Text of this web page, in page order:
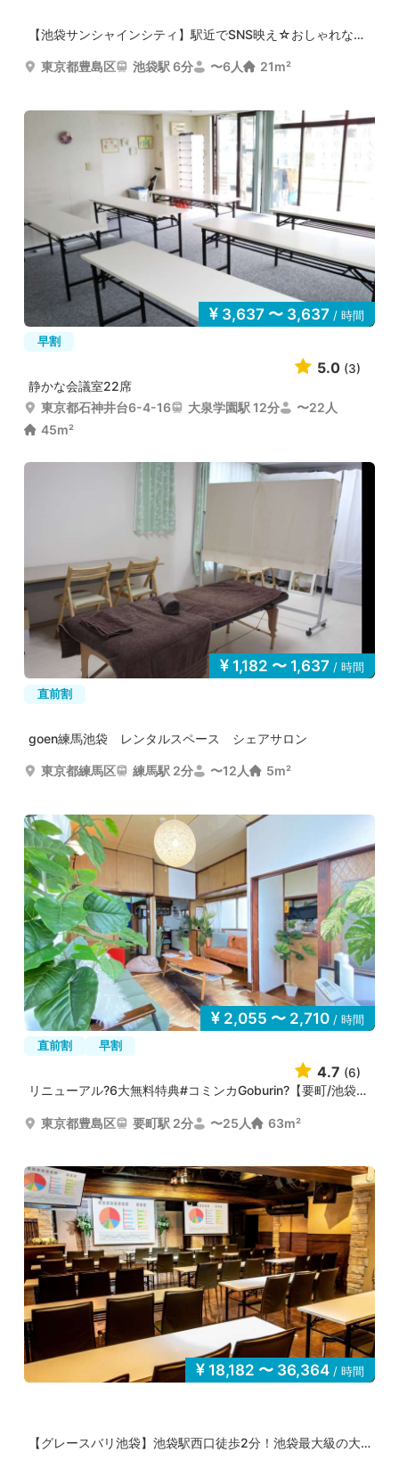
【池袋サンシャインシティ】駅近でSNS映え☆おしゃれなレン...
東京都豊島区 池袋駅 6分 〜6人 21m²
3,637 〜 3,637 / 時間
早割
5.0 (3)
静かな会議室22席
東京都石神井台6-4-16
大泉学園駅 12分
〜22人
45m²
1,182 〜 1,637 / 時間
直前割
goen練馬池袋 レンタルスペース シェアサロン
東京都練馬区 練馬駅 2分 〜12人 5m²
2,055 〜 2,710 / 時間
直前割
早割
4.7 (6)
リニューアル?6大無料特典#コミンカGoburin?【要町/池袋】...
東京都豊島区 要町駅 2分 〜25人 63m²
18,182 〜 36,364 / 時間
【グレースバリ池袋】池袋駅西口徒歩2分！池袋最大級の大...